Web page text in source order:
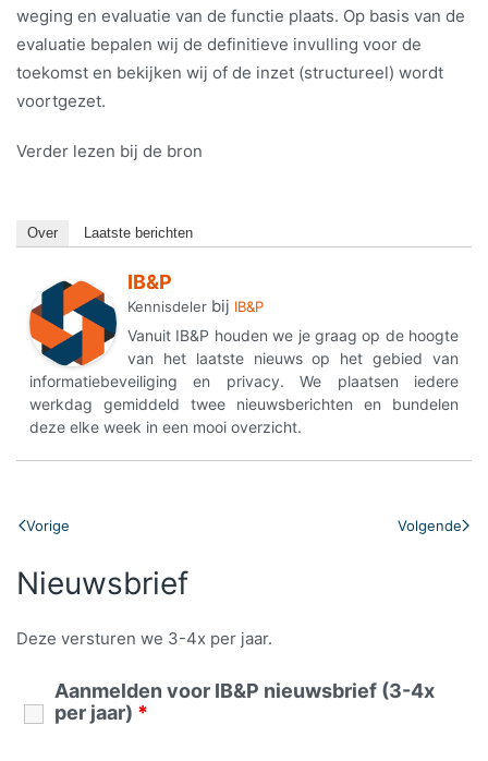
weging en evaluatie van de functie plaats. Op basis van de
evaluatie bepalen wij de definitieve invulling voor de
toekomst en bekijken wij of de inzet (structureel) wordt
voortgezet.
Verder lezen bij de bron
Over Laatste berichten
IB&P
Kennisdeler bij IB&P
Vanuit IB&P houden we je graag op de hoogte
van het laatste nieuws op het gebied van
informatiebeveiliging en privacy. We plaatsen iedere
werkdag gemiddeld twee nieuwsberichten en bundelen
deze elke week in een mooi overzicht.
Vorige Volgende
Nieuwsbrief
Deze versturen we 3-4x per jaar.
Aanmelden voor IB&P nieuwsbrief (3-4x
per jaar) *